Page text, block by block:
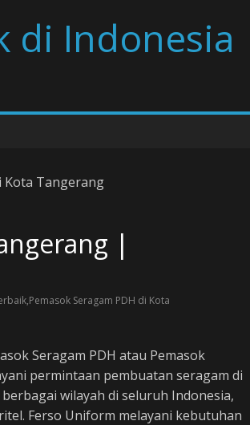
di Indonesia
|
Seragam PDH di Kota
Seragam PDH atau Pemasok
permintaan pembuatan seragam di
wilayah di seluruh Indonesia,
Ferso Uniform melayani kebutuhan